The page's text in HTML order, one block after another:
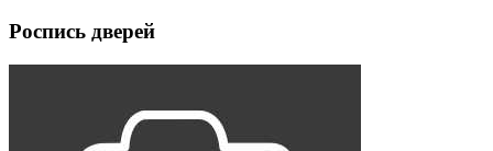
Роспись дверей